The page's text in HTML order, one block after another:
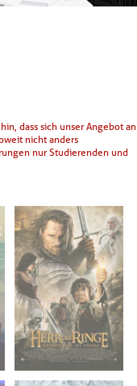
dass sich unser Angebot an
nicht anders
nur Studierenden und
Mo. 04.05.2026
19:00
Hörsaal 2 - FSU